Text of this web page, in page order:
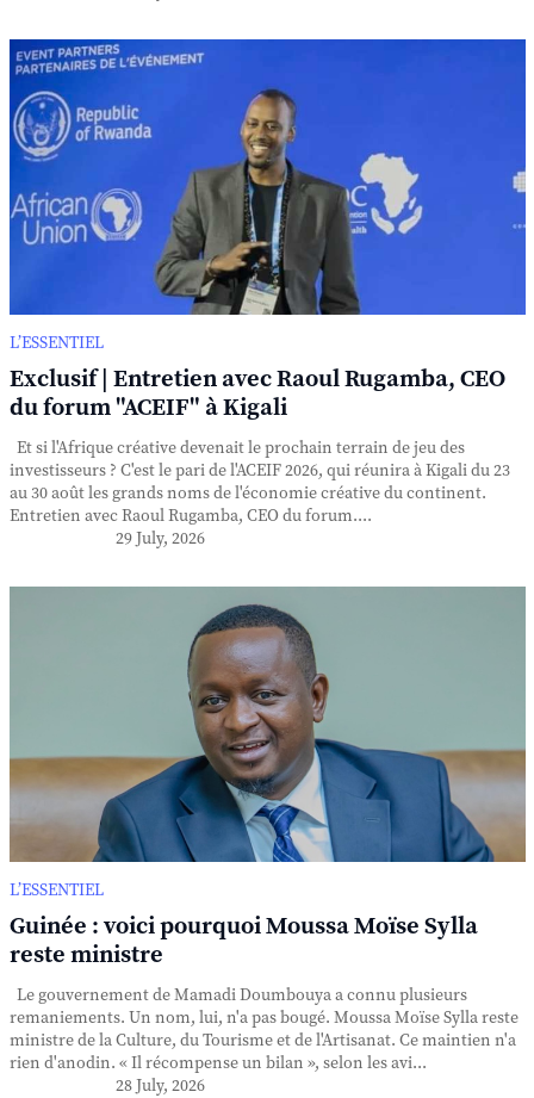
L’ESSENTIEL
Exclusif | Entretien avec Raoul Rugamba, CEO
du forum "ACEIF" à Kigali
Et si l'Afrique créative devenait le prochain terrain de jeu des
investisseurs ? C'est le pari de l'ACEIF 2026, qui réunira à Kigali du 23
au 30 août les grands noms de l'économie créative du continent.
Entretien avec Raoul Rugamba, CEO du forum....
29 July, 2026
L’ESSENTIEL
Guinée : voici pourquoi Moussa Moïse Sylla
reste ministre
Le gouvernement de Mamadi Doumbouya a connu plusieurs
remaniements. Un nom, lui, n'a pas bougé. Moussa Moïse Sylla reste
ministre de la Culture, du Tourisme et de l'Artisanat. Ce maintien n'a
rien d'anodin. « Il récompense un bilan », selon les avi...
28 July, 2026